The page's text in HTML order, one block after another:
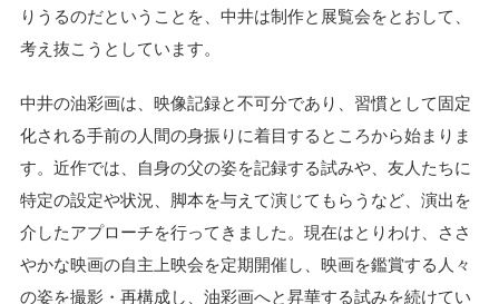
りうるのだということを、中井は制作と展覧会をとおして、
考え抜こうとしています。
中井の油彩画は、映像記録と不可分であり、習慣として固定
化される手前の人間の身振りに着目するところから始まりま
す。近作では、自身の父の姿を記録する試みや、友人たちに
特定の設定や状況、脚本を与えて演じてもらうなど、演出を
介したアプローチを行ってきました。現在はとりわけ、ささ
やかな映画の自主上映会を定期開催し、映画を鑑賞する人々
の姿を撮影・再構成し、油彩画へと昇華する試みを続けてい